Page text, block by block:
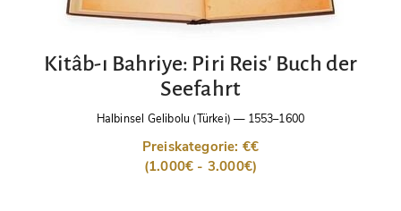
Kitâb-ı Bahriye: Piri Reis' Buch der
Seefahrt
Halbinsel Gelibolu (Türkei) — 1553–1600
Preiskategorie: €€
(1.000€ - 3.000€)